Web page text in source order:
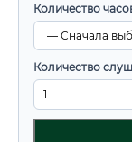
Количество
Количество